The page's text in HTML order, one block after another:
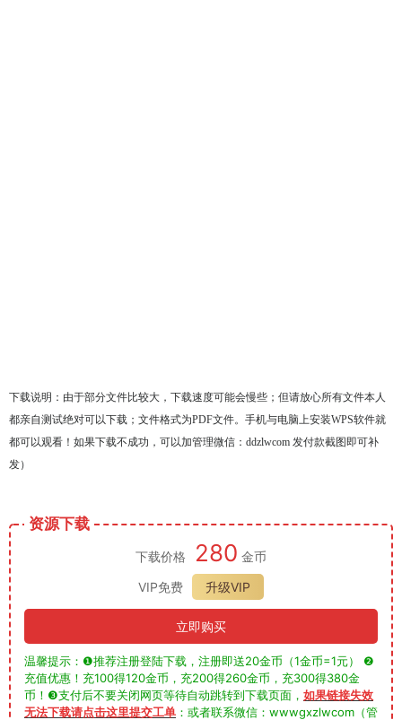
下载说明：由于部分文件比较大，下载速度可能会慢些；但请放心所有文件本人
都亲自测试绝对可以下载；文件格式为PDF文件。手机与电脑上安装WPS软件就
都可以观看！如果下载不成功，可以加管理微信：ddzlwcom 发付款截图即可补
发）
资源下载
下载价格 280 金币
VIP免费
升级VIP
立即购买
温馨提示：❶推荐注册登陆下载，注册即送20金币（1金币=1元） ❷
充值优惠！充100得120金币，充200得260金币，充300得380金
币！❸支付后不要关闭网页等待自动跳转到下载页面， 如果链接失效
无法下载请点击这里提交工单 ：或者联系微信：wwwgxzlwcom（管